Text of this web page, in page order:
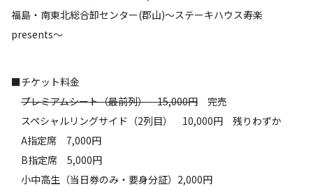
福島・南東北総合卸センター(郡山)～ステーキハウス寿楽
presents～
■チケット料金
プレミアムシート（最前列） 15,000円 完売
スペシャルリングサイド（2列目） 10,000円 残りわずか
A指定席 7,000円
B指定席 5,000円
小中高生（当日券のみ・要身分証）2,000円